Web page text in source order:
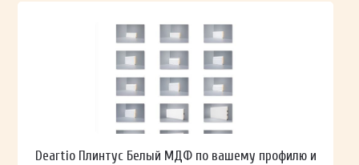
Deartio Плинтус Белый МДФ по вашему профилю и